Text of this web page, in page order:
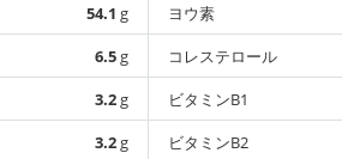
54.1 g
6.5g
3.2g
3.2g
ヨウ素
コレステロール
ビタミンB1
ビタミンB2